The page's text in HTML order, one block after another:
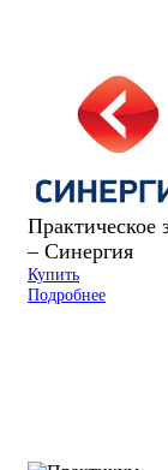
Практическое
– Синергия
Купить
Подробнее